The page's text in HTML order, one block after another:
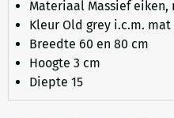
Materiaal Massief eiken,
Kleur Old grey i.c.m.
Breedte 60 en 80 cm
Hoogte 3 cm
Diepte 15